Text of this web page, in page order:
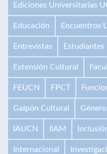
Ediciones Universitarias
Educación Encuentros
Entrevistas Estudiantes
Extensión Cultural
FEUCN FPCT
Galpón Cultural Género
IAUCN IIAM
Internacional